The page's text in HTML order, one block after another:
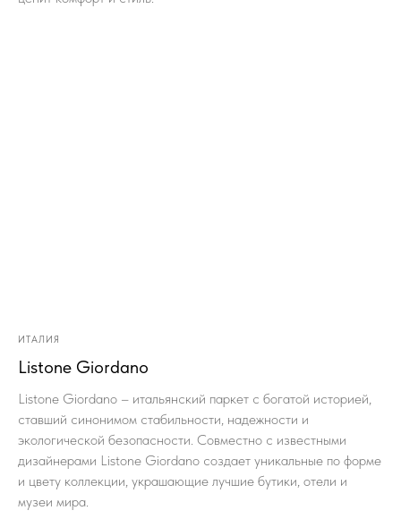
ИТАЛИЯ
Listone Giordano
Listone Giordano – итальянский паркет с богатой историей,
ставший синонимом стабильности, надежности и
экологической безопасности. Совместно с известными
дизайнерами Listone Giordano создает уникальные по форме
и цвету коллекции, украшающие лучшие бутики, отели и
музеи мира.